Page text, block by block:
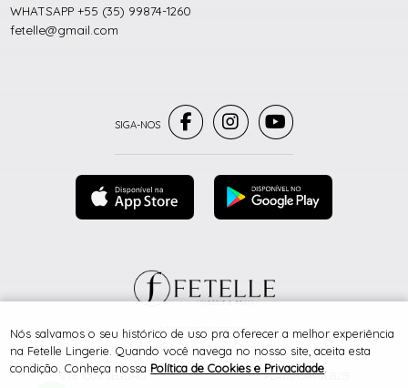
SITE 100% SEGURO PLATAFORMA B2B
WHATSAPP +55 (35) 99874-1260
fetelle@gmail.com
® TODOS DIREITOS RESERVADOS
Nós salvamos o seu histórico de uso pra oferecer a melhor experiência
na Fetelle Lingerie. Quando você navega no nosso site, aceita esta
condição. Conheça nossa Política de Cookies e Privacidade